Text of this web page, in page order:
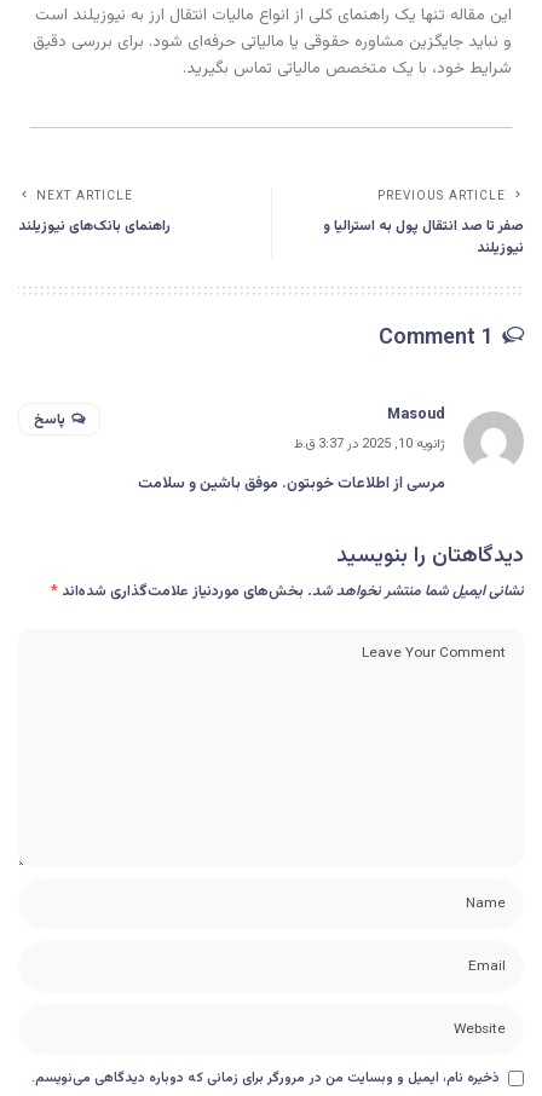
این مقاله تنها یک راهنمای کلی از انواع مالیات انتقال ارز به نیوزیلند است
و نباید جایگزین مشاوره حقوقی یا مالیاتی حرفه‌ای شود. برای بررسی دقیق
شرایط خود، با یک متخصص مالیاتی تماس بگیرید.
PREVIOUS ARTICLE
صفر تا صد انتقال پول به استرالیا و
نیوزیلند
NEXT ARTICLE
راهنمای بانک‌های نیوزیلند
1 Comment
Masoud
ژانویه 10, 2025 در 3:37 ق.ظ
مرسی از اطلاعات خوبتون. موفق باشین و سلامت
پاسخ
دیدگاهتان را بنویسید
نشانی ایمیل شما منتشر نخواهد شد. بخش‌های موردنیاز علامت‌گذاری شده‌اند *
ذخیره نام، ایمیل و وبسایت من در مرورگر برای زمانی که دوباره دیدگاهی می‌نویسم.